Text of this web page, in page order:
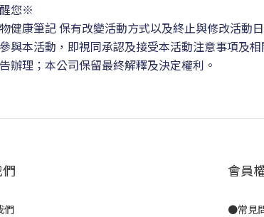
您※
健康筆記 保有改變活動方式以及終止與修改活動
與本活動，即視同承認及接受本活動注意事項及
辦理；本公司保留最終解釋及決定權利。
們
會員
●常見